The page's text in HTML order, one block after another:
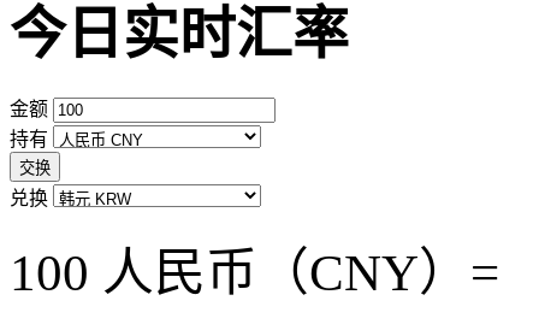
今日实时汇率
金额
持有
交换
兑换
100 人民币（CNY）=